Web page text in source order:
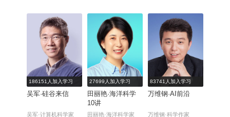
186151人加入学习
吴军·硅谷来信
吴军·计算机科学家
27699人加入学习
田丽艳·海洋科学
10讲
田丽艳·海洋科学家
83741人加入学习
万维钢·AI前沿
万维钢·科学作家